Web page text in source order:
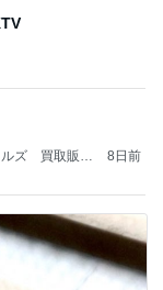
ルズ 買取販売
8日前